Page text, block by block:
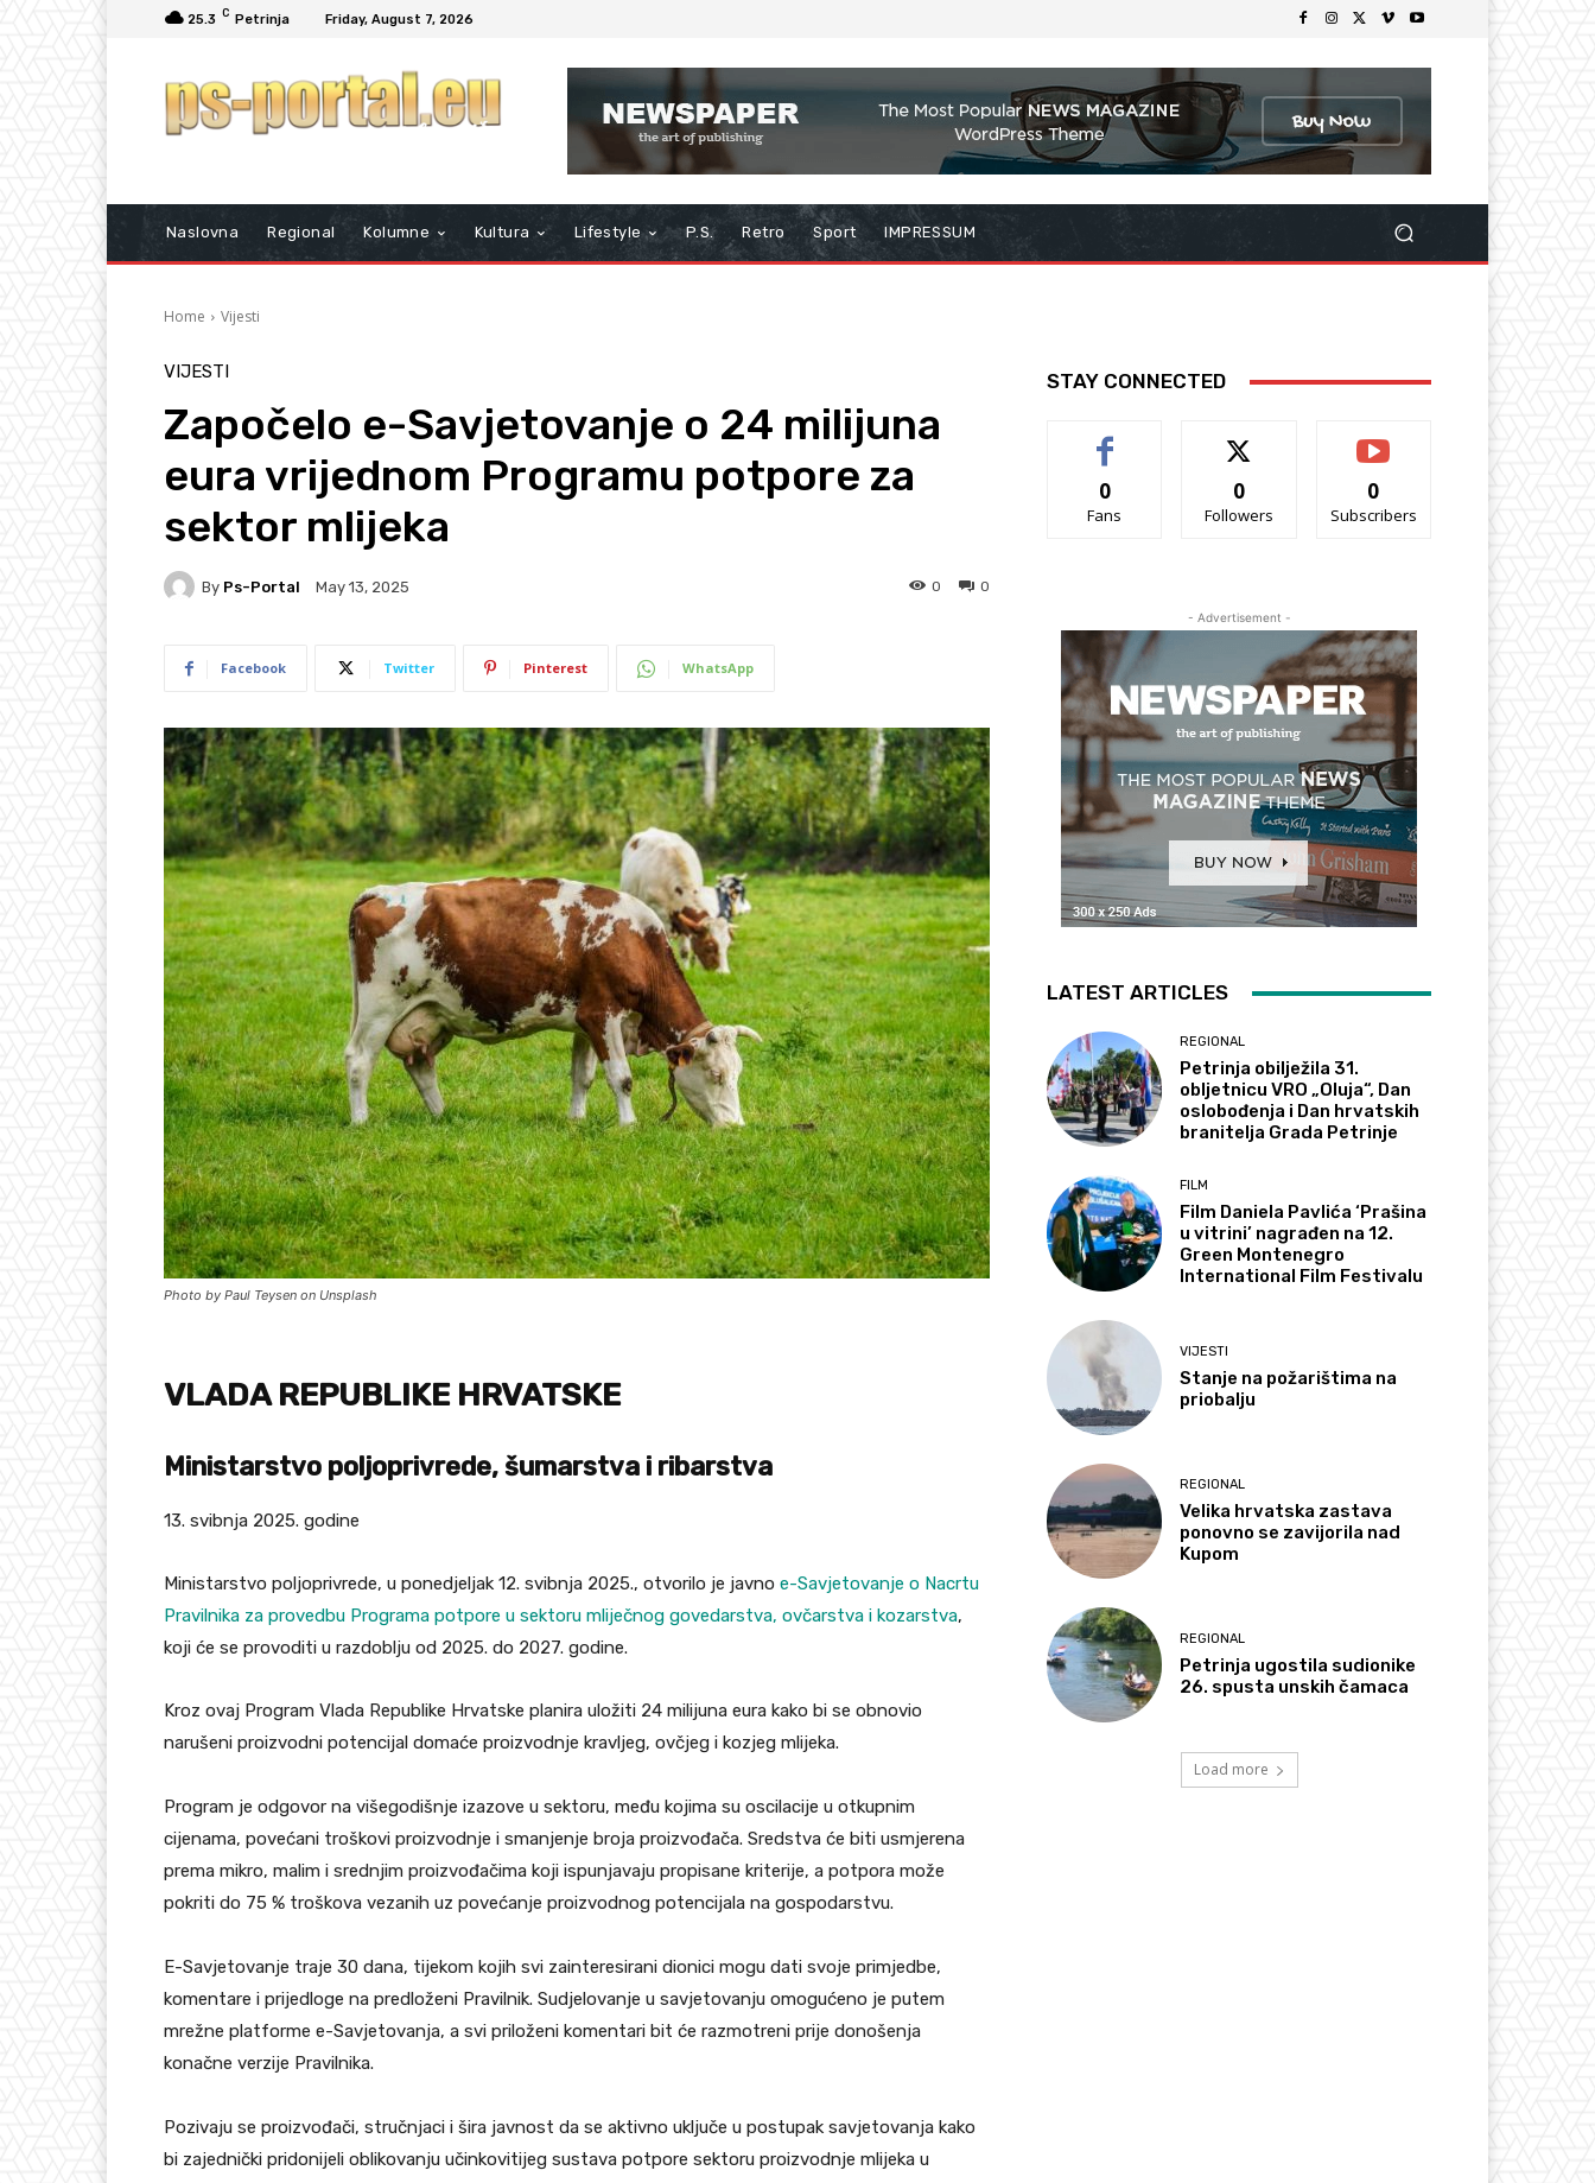
25.3 C Petrinja Friday, August 7, 2026
Naslovna Regional Kolumne Kultura Lifestyle P.S. Retro Sport IMPRESSUM
Home Vijesti
VIJESTI
Započelo e-Savjetovanje o 24 milijuna
eura vrijednom Programu potpore za
sektor mlijeka
By Ps-Portal May 13, 2025 0
0
Facebook Twitter Pinterest WhatsApp
Photo by Paul Teysen on Unsplash
VLADA REPUBLIKE HRVATSKE
Ministarstvo poljoprivrede, šumarstva i ribarstva
13. svibnja 2025. godine
Ministarstvo poljoprivrede, u ponedjeljak 12. svibnja 2025., otvorilo je javno e-Savjetovanje o Nacrtu
Pravilnika za provedbu Programa potpore u sektoru mliječnog govedarstva, ovčarstva i kozarstva,
koji će se provoditi u razdoblju od 2025. do 2027. godine.
Kroz ovaj Program Vlada Republike Hrvatske planira uložiti 24 milijuna eura kako bi se obnovio
narušeni proizvodni potencijal domaće proizvodnje kravljeg, ovčjeg i kozjeg mlijeka.
Program je odgovor na višegodišnje izazove u sektoru, među kojima su oscilacije u otkupnim
cijenama, povećani troškovi proizvodnje i smanjenje broja proizvođača. Sredstva će biti usmjerena
prema mikro, malim i srednjim proizvođačima koji ispunjavaju propisane kriterije, a potpora može
pokriti do 75 % troškova vezanih uz povećanje proizvodnog potencijala na gospodarstvu.
E-Savjetovanje traje 30 dana, tijekom kojih svi zainteresirani dionici mogu dati svoje primjedbe,
komentare i prijedloge na predloženi Pravilnik. Sudjelovanje u savjetovanju omogućeno je putem
mrežne platforme e-Savjetovanja, a svi priloženi komentari bit će razmotreni prije donošenja
konačne verzije Pravilnika.
Pozivaju se proizvođači, stručnjaci i šira javnost da se aktivno uključe u postupak savjetovanja kako
bi zajednički pridonijeli oblikovanju učinkovitijeg sustava potpore sektoru proizvodnje mlijeka u
STAY CONNECTED
0
Fans
0
Followers
0
Subscribers
- Advertisement -
LATEST ARTICLES
REGIONAL
Petrinja obilježila 31.
obljetnicu VRO „Oluja“, Dan
oslobođenja i Dan hrvatskih
branitelja Grada Petrinje
FILM
Film Daniela Pavlića ‘Prašina
u vitrini’ nagrađen na 12.
Green Montenegro
International Film Festivalu
VIJESTI
Stanje na požarištima na
priobalju
REGIONAL
Velika hrvatska zastava
ponovno se zavijorila nad
Kupom
REGIONAL
Petrinja ugostila sudionike
26. spusta unskih čamaca
Load more